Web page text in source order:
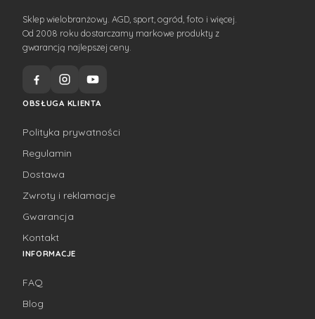
Sklep wielobranżowy. AGD, sport, ogród, foto i więcej.
Od 2008 roku dostarczamy markowe produkty z
gwarancją najlepszej ceny.
OBSŁUGA KLIENTA
Polityka prywatności
Regulamin
Dostawa
Zwroty i reklamacje
Gwarancja
Kontakt
INFORMACJE
FAQ
Blog